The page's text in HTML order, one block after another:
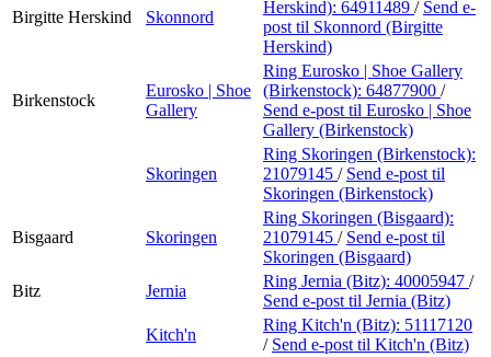
Birgitte Herskind Skonnord
Herskind): 64911489 / Send e-
post til Skonnord (Birgitte
Herskind)
Birkenstock
Eurosko | Shoe
Gallery
Ring Eurosko | Shoe Gallery
(Birkenstock): 64877900 /
Send e-post til Eurosko | Shoe
Gallery (Birkenstock)
Skoringen
Ring Skoringen (Birkenstock):
21079145 / Send e-post til
Skoringen (Birkenstock)
Bisgaard Skoringen
Ring Skoringen (Bisgaard):
21079145 / Send e-post til
Skoringen (Bisgaard)
Bitz
Jernia
Ring Jernia (Bitz): 40005947 /
Send e-post til Jernia (Bitz)
Kitch'n
Ring Kitch'n (Bitz): 51117120
/ Send e-post til Kitch'n (Bitz)